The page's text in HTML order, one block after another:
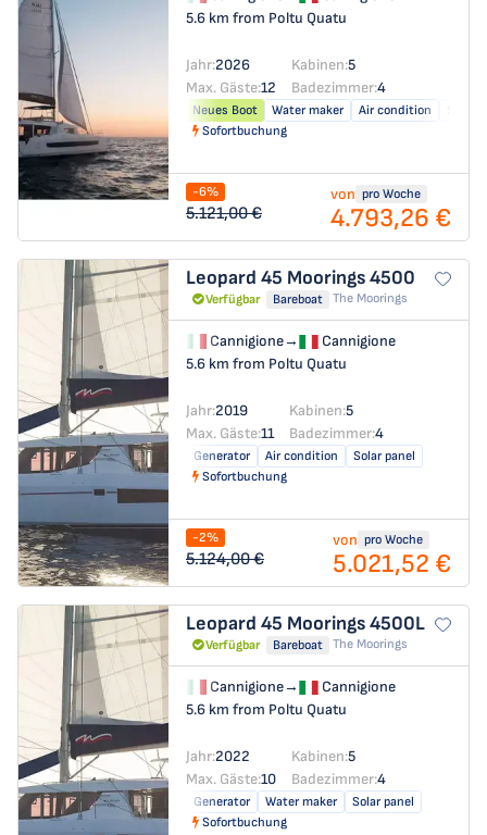
5.6 km from Poltu Quatu
Jahr:2026 Kabinen:5
Max. Gäste:12 Badezimmer:4
Neues Boot Water maker Air condition
Sofortbuchung
-6%
5.121,00 €
von pro Woche
4.793,26 €
Leopard 45 Moorings 4500
Verfügbar Bareboat The Moorings
Cannigione→
Cannigione
5.6 km from Poltu Quatu
Jahr:2019 Kabinen:5
Max. Gäste:11 Badezimmer:4
Generator Air condition
Solar panel
Sofortbuchung
-2%
5.124,00 €
von pro Woche
5.021,52 €
Leopard 45 Moorings 4500L
Verfügbar Bareboat The Moorings
Cannigione→
Cannigione
5.6 km from Poltu Quatu
Jahr:2022 Kabinen:5
Max. Gäste:10 Badezimmer:4
Generator Water maker
Solar panel
Sofortbuchung